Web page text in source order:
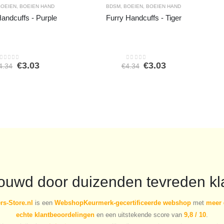
, BOEIEN HAND
- Purple
out of 5Oorspronkelijke
€3.03Huidige
BDSM, BOEIEN, BOEIEN HAND
Furry Handcuffs - Tiger
0out of 5
€4.34 Oorspronkelijke
€3.03Huidige
door duizenden tevreden
Store.nl is een WebshopKeurmerk-gecertificeerde webshop met meer
echte klantbeoordelingen en een uitstekende score van 9,8 / 10